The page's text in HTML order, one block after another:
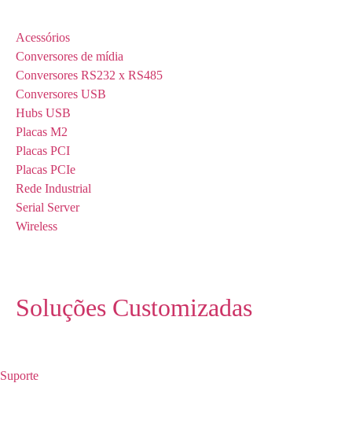
Acessórios
Conversores de mídia
Conversores RS232 x RS485
Conversores USB
Hubs USB
Placas M2
Placas PCI
Placas PCIe
Rede Industrial
Serial Server
Wireless
Soluções Customizadas
Suporte